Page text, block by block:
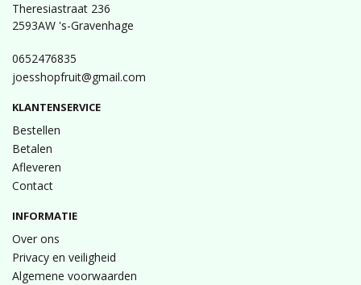
Theresiastraat 236
2593AW 's-Gravenhage
0652476835
joesshopfruit@gmail.com
KLANTENSERVICE
Bestellen
Betalen
Afleveren
Contact
INFORMATIE
Over ons
Privacy en veiligheid
Algemene voorwaarden